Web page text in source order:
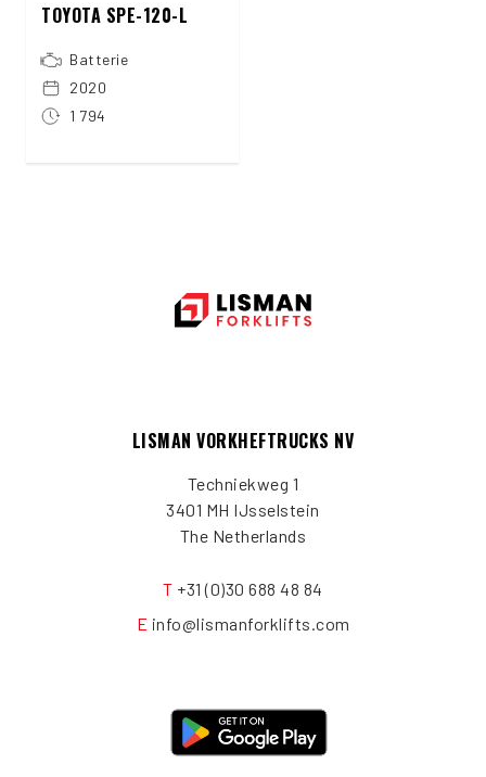
TOYOTA SPE-120-L
Batterie
2020
1 794
LISMAN VORKHEFTRUCKS NV
Techniekweg 1
3401 MH IJsselstein
The Netherlands
T +31 (0)30 688 48 84
E info@lismanforklifts.com